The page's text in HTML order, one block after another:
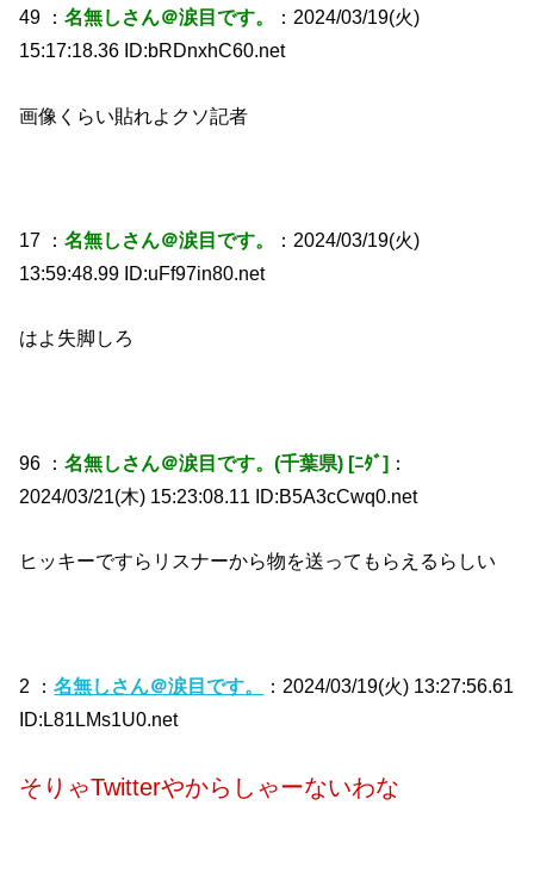
49 ：名無しさん＠涙目です。
：2024/03/19(火)
15:17:18.36 ID:bRDnxhC60.net
画像くらい貼れよクソ記者
17 ：名無しさん＠涙目です。
：2024/03/19(火)
13:59:48.99 ID:uFf97in80.net
はよ失脚しろ
96 ：名無しさん＠涙目です。(千葉県) [ﾆﾀﾞ] ：
2024/03/21(木) 15:23:08.11 ID:B5A3cCwq0.net
ヒッキーですらリスナーから物を送ってもらえるらしい
2 ：名無しさん＠涙目です。
：2024/03/19(火) 13:27:56.61
ID:L81LMs1U0.net
そりゃTwitterやからしゃーないわな